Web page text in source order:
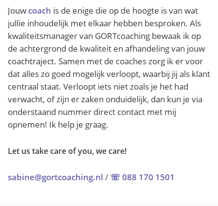
Jouw coach is de enige die op de hoogte is van wat
jullie inhoudelijk met elkaar hebben besproken. Als
kwaliteitsmanager van GORTcoaching bewaak ik op
de achtergrond de kwaliteit en afhandeling van jouw
coachtraject. Samen met de coaches zorg ik er voor
dat alles zo goed mogelijk verloopt, waarbij jij als klant
centraal staat. Verloopt iets niet zoals je het had
verwacht, of zijn er zaken onduidelijk, dan kun je via
onderstaand nummer direct contact met mij
opnemen! Ik help je graag.
Let us take care of you, we care!
sabine@gortcoaching.nl / ☏ 088 170 1501